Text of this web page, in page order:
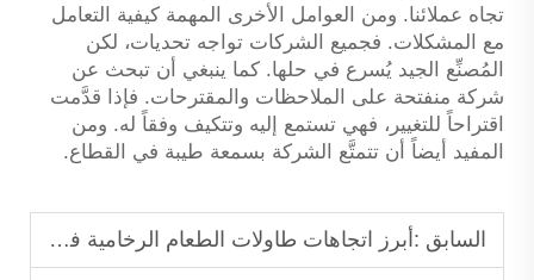
تجاه عملائنا. ومن العوامل الأخرى المهمة كيفية التعامل
مع المشكلات. فجميع الشركات تواجه تحديات، لكن
المُصنِّع الجيد يُسرع في حلها. كما ينبغي أن تبحث عن
شركة منفتحة على الملاحظات والمقترحات. فإذا قدَّمت
اقتراحاً للتغيير، فهي تستمع إليه وتتكيف وفقاً له. ومن
المفيد أيضاً أن تتمتَّع الشركة بسمعة طيبة في القطاع.
السابق :أبرز اتجاهات طاولات الطعام الرخامية في ديكور المنزل لعام ٢٠٢٦